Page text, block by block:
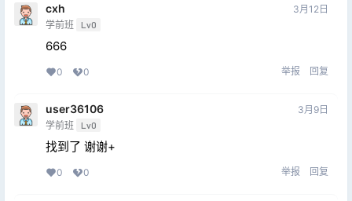
cxh
学前班 Lv0
3月12日
666
0 0 举报 回复
user36106
学前班 Lv0
3月9日
找到了 谢谢+
0 0 举报 回复